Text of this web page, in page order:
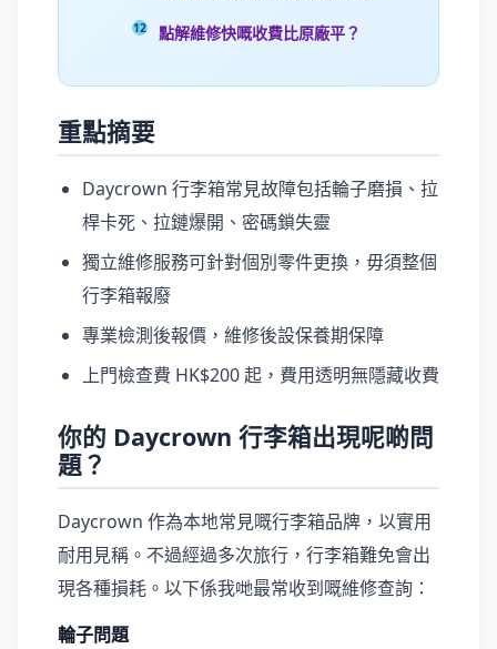
點解維修快嘅收費比原廠平？
重點摘要
Daycrown 行李箱常見故障包括輪子磨損、拉
桿卡死、拉鏈爆開、密碼鎖失靈
獨立維修服務可針對個別零件更換，毋須整個
行李箱報廢
專業檢測後報價，維修後設保養期保障
上門檢查費 HK$200 起，費用透明無隱藏收費
你的 Daycrown 行李箱出現呢啲問
題？
Daycrown 作為本地常見嘅行李箱品牌，以實用
耐用見稱。不過經過多次旅行，行李箱難免會出
現各種損耗。以下係我哋最常收到嘅維修查詢：
輪子問題